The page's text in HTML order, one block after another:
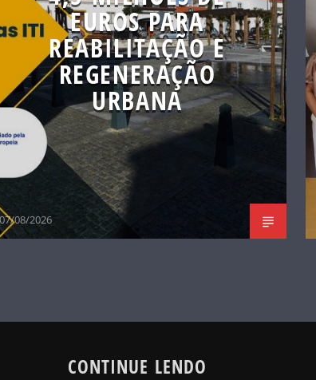
EUROS PARA
REABILITAÇÃO E
REGENERAÇÃO
URBANA
07/08/2026
CONTINUE LENDO